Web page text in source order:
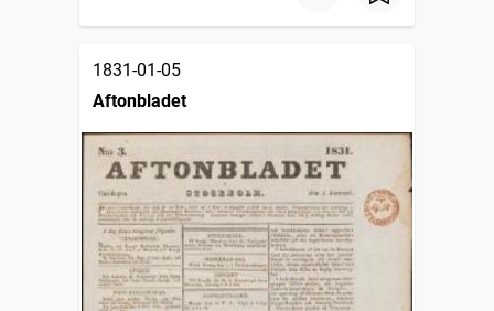
1831-01-05
Aftonbladet